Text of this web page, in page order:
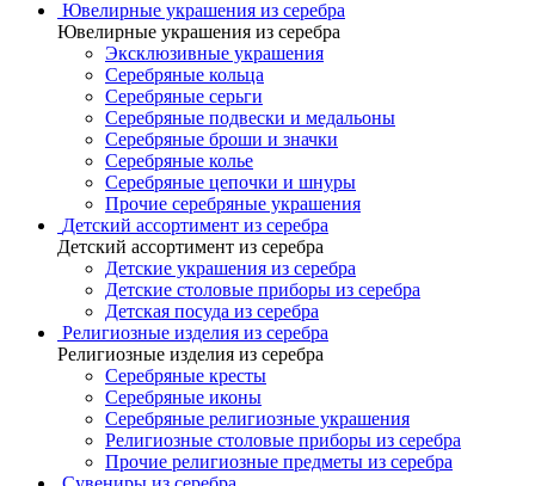
Ювелирные украшения из серебра
Ювелирные украшения из серебра
Эксклюзивные украшения
Серебряные кольца
Серебряные серьги
Серебряные подвески и медальоны
Серебряные броши и значки
Серебряные колье
Серебряные цепочки и шнуры
Прочие серебряные украшения
Детский ассортимент из серебра
Детский ассортимент из серебра
Детские украшения из серебра
Детские столовые приборы из серебра
Детская посуда из серебра
Религиозные изделия из серебра
Религиозные изделия из серебра
Серебряные кресты
Серебряные иконы
Серебряные религиозные украшения
Религиозные столовые приборы из серебра
Прочие религиозные предметы из серебра